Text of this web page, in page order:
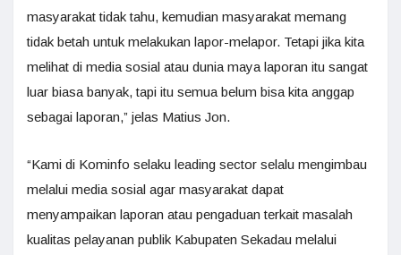
masyarakat tidak tahu, kemudian masyarakat memang
tidak betah untuk melakukan lapor-melapor. Tetapi jika kita
melihat di media sosial atau dunia maya laporan itu sangat
luar biasa banyak, tapi itu semua belum bisa kita anggap
sebagai laporan,” jelas Matius Jon.
“Kami di Kominfo selaku leading sector selalu mengimbau
melalui media sosial agar masyarakat dapat
menyampaikan laporan atau pengaduan terkait masalah
kualitas pelayanan publik Kabupaten Sekadau melalui